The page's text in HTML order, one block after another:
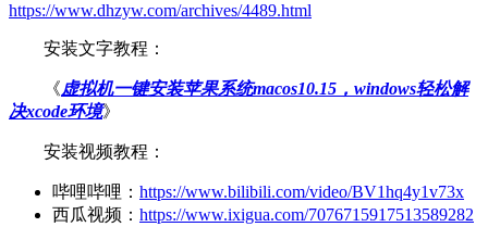
https://www.dhzyw.com/archives/4489.html
安装文字教程：
《虚拟机一键安装苹果系统macos10.15，windows轻松解
决xcode环境》
安装视频教程：
哔哩哔哩： https://www.bilibili.com/video/BV1hq4y1v73x
西瓜视频： https://www.ixigua.com/7076715917513589282